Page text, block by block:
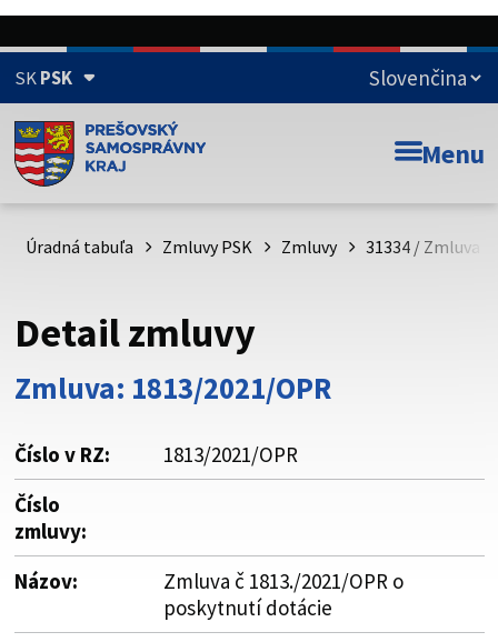
SKPSK
Doména psk.sk je oficiálna
Toto je oficiálna webová stránka Prešovského
psk.sk.
Buďte pozorní a vždy sa uistite, že zdieľate informácie iba
cez zabezpečenú webovú stránku. Zabezpečená stránka
vždy začína https:// pred názvom domény webového sídla.
Menu
Úradná tabuľa Zmluvy PSK Zmluvy 31334 / Zmluva
Detail zmluvy
Zmluva: 1813/2021/OPR
Číslo v RZ:
1813/2021/OPR
Číslo
zmluvy:
Názov:
Zmluva č 1813./2021/OPR o
poskytnutí dotácie